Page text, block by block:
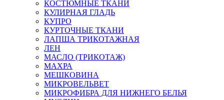
КОСТЮМНЫЕ ТКАНИ
КУЛИРНАЯ ГЛАДЬ
КУПРО
КУРТОЧНЫЕ ТКАНИ
ЛАПША ТРИКОТАЖНАЯ
ЛЕН
МАСЛО (ТРИКОТАЖ)
МАХРА
МЕШКОВИНА
МИКРОВЕЛЬВЕТ
МИКРОФИБРА ДЛЯ НИЖНЕГО БЕЛЬЯ